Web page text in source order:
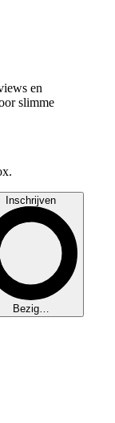
en
slimme
Inschrijven
Bezig…